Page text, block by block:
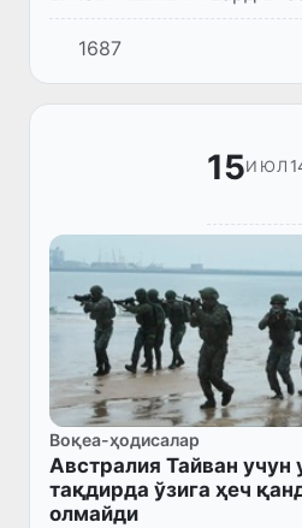
ходимлари ҳамда Фанлар
Зоология институти
ҳамкорлигида 6 бош
1687
15ИЮЛ
Воқеа-ҳодисалар
Австралия Тайван учун
тақдирда ўзига ҳеч
олмайди